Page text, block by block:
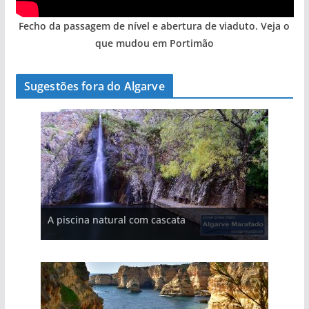
Fecho da passagem de nível e abertura de viaduto. Veja o
que mudou em Portimão
Sugestões fora do Algarve
A piscina natural com cascata
A aldeia mais portuguesa de Portugal (com
vídeo)
As portas do rio Tejo (com vídeo)